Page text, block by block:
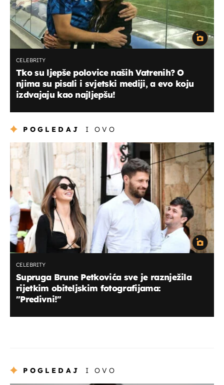
CELEBRITY
Tko su ljepše polovice naših Vatrenih? O
njima su pisali i svjetski mediji, a evo koju
izdvajaju kao najljepšu!
POGLEDAJ I OVO
CELEBRITY
Supruga Brune Petkovića sve je raznježila
rijetkim obiteljskim fotografijama:
"Predivni!"
POGLEDAJ I OVO